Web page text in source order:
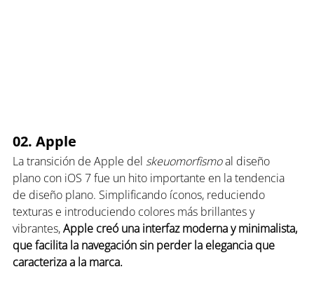
02. Apple
La transición de Apple del skeuomorfismo al diseño
plano con iOS 7 fue un hito importante en la tendencia
de diseño plano. Simplificando íconos, reduciendo
texturas e introduciendo colores más brillantes y
vibrantes, Apple creó una interfaz moderna y minimalista,
que facilita la navegación sin perder la elegancia que
caracteriza a la marca.